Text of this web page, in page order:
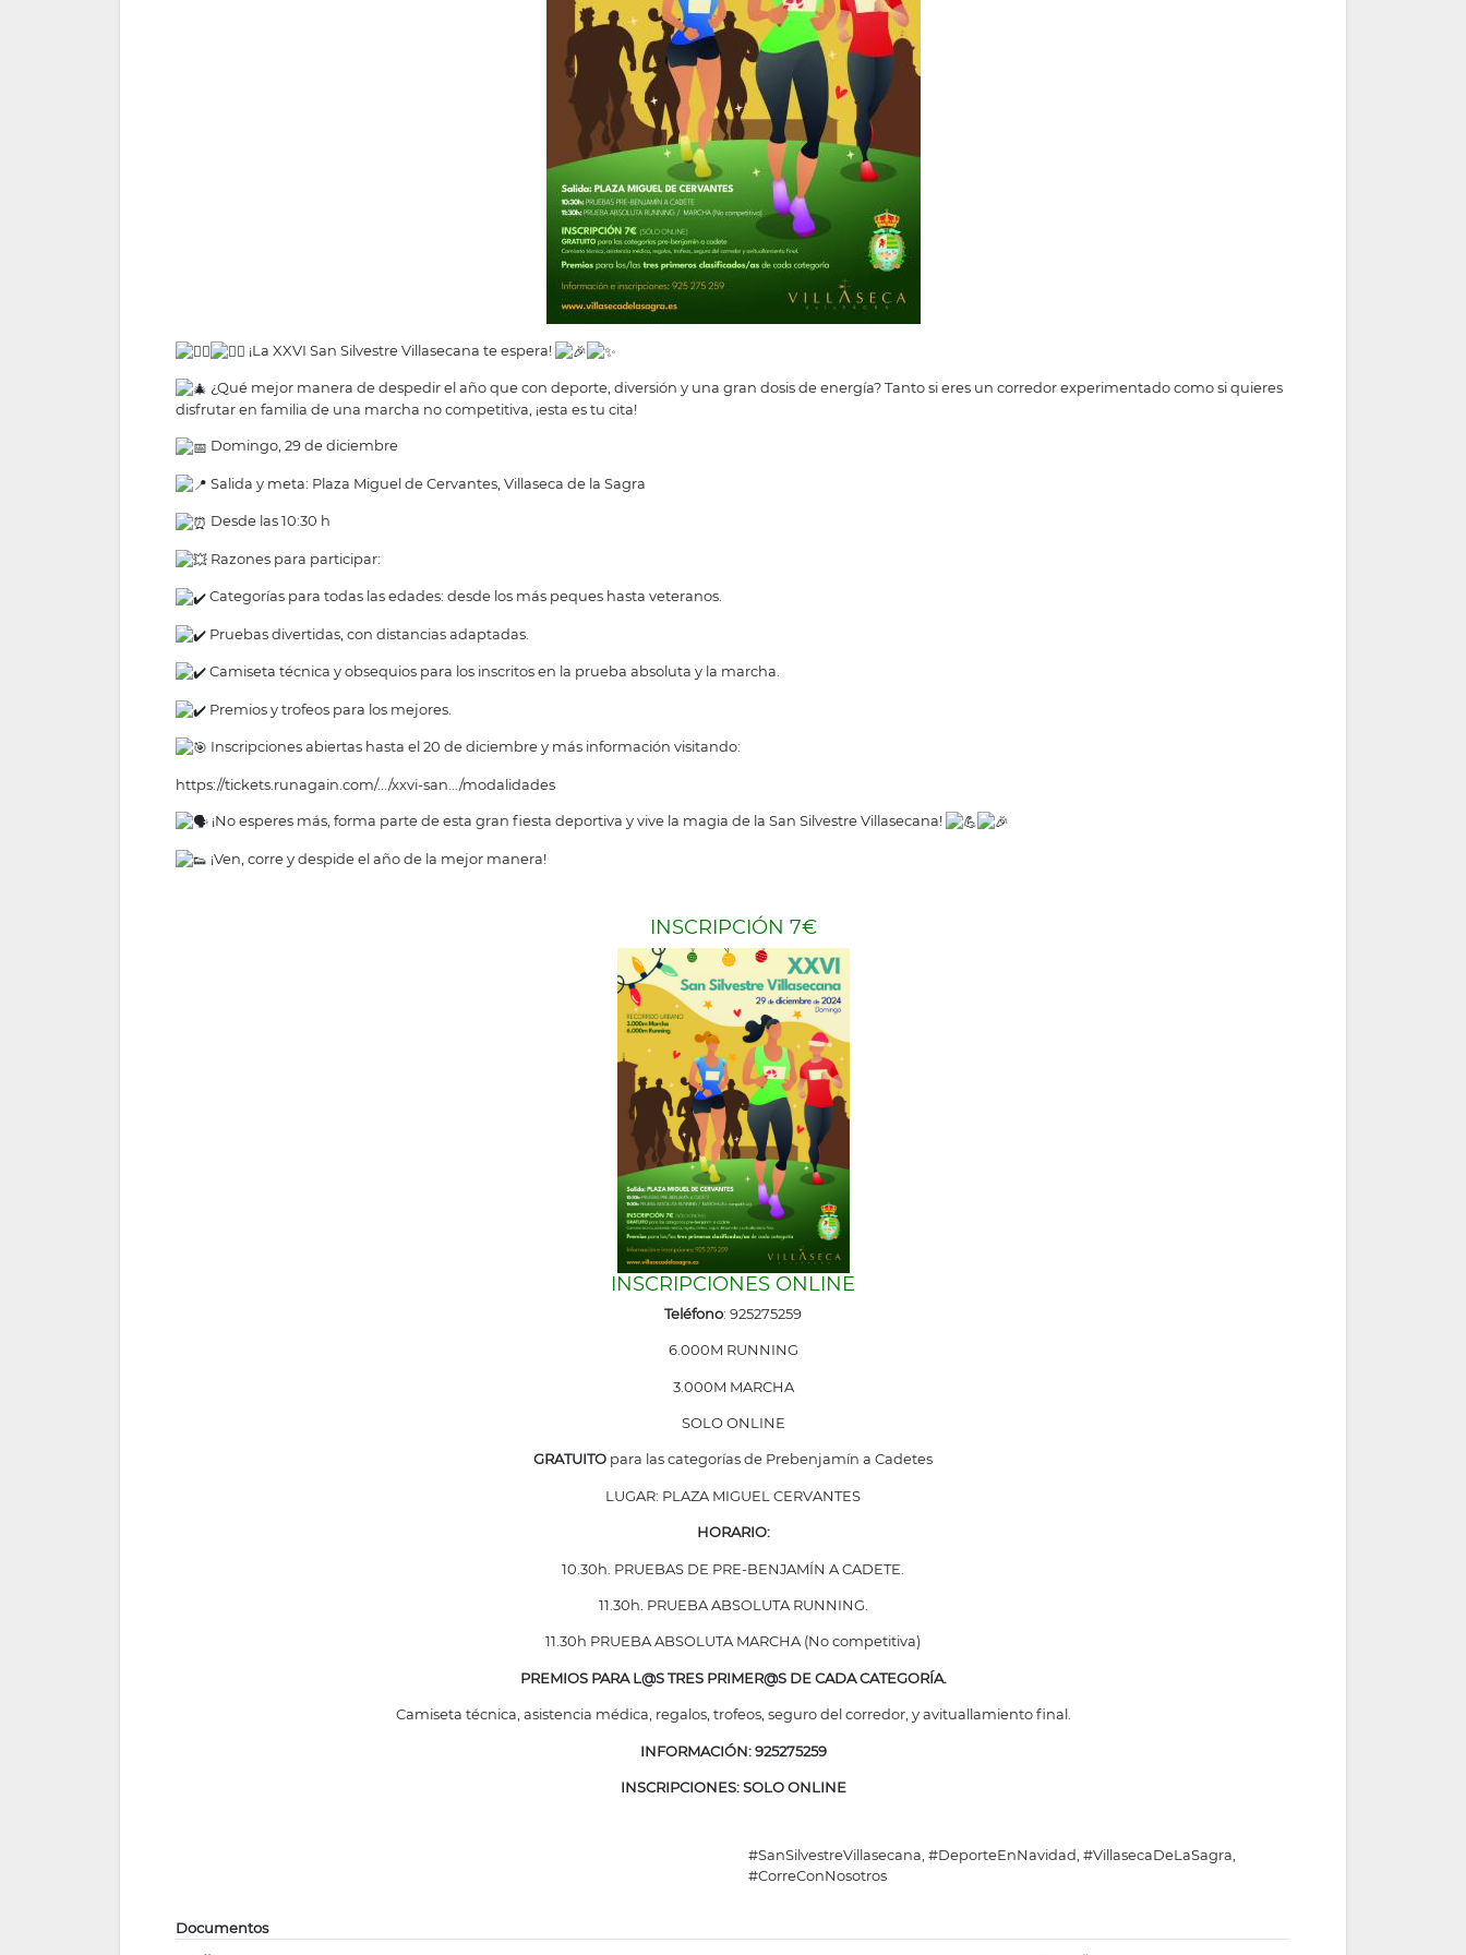
¡La XXVI San Silvestre Villasecana te espera!
¿Qué mejor manera de despedir el año que con deporte, diversión y una gran dosis de energía? Tanto si eres un corredor experimentado como si quieres
disfrutar en familia de una marcha no competitiva, ¡esta es tu cita!
Domingo, 29 de diciembre
Salida y meta: Plaza Miguel de Cervantes, Villaseca de la Sagra
Desde las 10:30 h
Razones para participar:
Categorías para todas las edades: desde los más peques hasta veteranos.
Pruebas divertidas, con distancias adaptadas.
Camiseta técnica y obsequios para los inscritos en la prueba absoluta y la marcha.
Premios y trofeos para los mejores.
Inscripciones abiertas hasta el 20 de diciembre y más información visitando:
https://tickets.runagain.com/.../xxvi-san.../modalidades
¡No esperes más, forma parte de esta gran fiesta deportiva y vive la magia de la San Silvestre Villasecana!
¡Ven, corre y despide el año de la mejor manera!
INSCRIPCIÓN 7€
INSCRIPCIONES ONLINE
Teléfono: 925275259
6.000M RUNNING
3.000M MARCHA
SOLO ONLINE
GRATUITO para las categorías de Prebenjamín a Cadetes
LUGAR: PLAZA MIGUEL CERVANTES
HORARIO:
10.30h. PRUEBAS DE PRE-BENJAMÍN A CADETE.
11.30h. PRUEBA ABSOLUTA RUNNING.
11.30h PRUEBA ABSOLUTA MARCHA (No competitiva)
PREMIOS PARA L@S TRES PRIMER@S DE CADA CATEGORÍA.
Camiseta técnica, asistencia médica, regalos, trofeos, seguro del corredor, y avituallamiento final.
INFORMACIÓN: 925275259
INSCRIPCIONES:SOLO ONLINE
#SanSilvestreVillasecana, #DeporteEnNavidad, #VillasecaDeLaSagra,
#CorreConNosotros
Documentos